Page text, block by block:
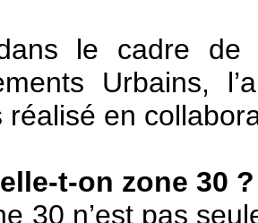
le cadre
Urbains,
réalisé en
t-on zone 30 ?
30 n’est pas